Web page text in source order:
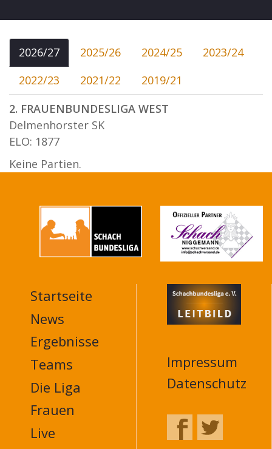
2026/27 2025/26 2024/25
2023/24
2022/23
2021/22
2019/21
2. FRAUENBUNDESLIGA WEST
Delmenhorster SK
ELO: 1877
Keine Partien.
MAIN
NAVIGATION
FOOTER
Startseite
News
Ergebnisse
Teams
Die Liga
Frauen
Live
Impressum
Datenschutz